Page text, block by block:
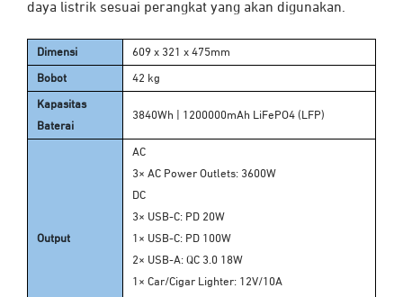
daya listrik sesuai perangkat yang akan digunakan.
Dimensi 609 x 321 x 475mm
Bobot 42 kg
Kapasitas
Baterai
3840Wh | 1200000mAh LiFePO4 (LFP)
Output
AC
3× AC Power Outlets: 3600W
DC
3× USB-C: PD 20W
1× USB-C: PD 100W
2× USB-A: QC 3.0 18W
1× Car/Cigar Lighter: 12V/10A